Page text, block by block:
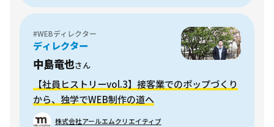
#WEBディレクター
ディレクター
中島竜也さん
【社員ヒストリーvol.3】接客業でのポップづくり
から、独学でWEB制作の道へ
株式会社アールエムクリエイティブ